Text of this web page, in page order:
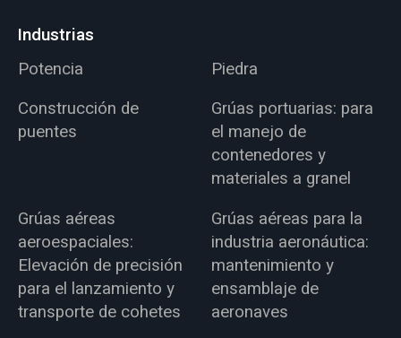
Industrias
Potencia
Piedra
Construcción de
puentes
Grúas portuarias: para
el manejo de
contenedores y
materiales a granel
Grúas aéreas
aeroespaciales:
Elevación de precisión
para el lanzamiento y
transporte de cohetes
Grúas aéreas para la
industria aeronáutica:
mantenimiento y
ensamblaje de
aeronaves